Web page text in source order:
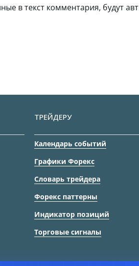
в текст комментария, будут авт
ТРЕЙДЕРУ
Календарь событий
Графики Форекс
Словарь трейдера
Форекс паттерны
Индикатор позиций
Торговые сигналы